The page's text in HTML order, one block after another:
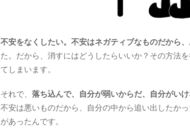
不安をなくしたい。不安はネガティブなものだから
た。だから、消すにはどうしたらいいか？その方法
てしまいます。
それで、 落ち込んで、自分が弱いからだ、自分がい
不安は悪いものだから、自分の中から追い出したか
があったんです。